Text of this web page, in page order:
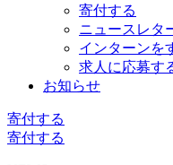
寄付する
ニュースレタ
インターンを
求人に応募す
お知らせ
寄付する
寄付する